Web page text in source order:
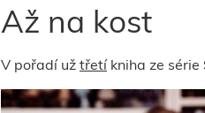
Až na kost
V pořadí už třetíkniha ze série